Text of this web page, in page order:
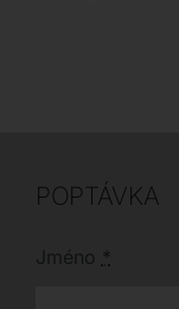
POPTÁVKA
Jméno *